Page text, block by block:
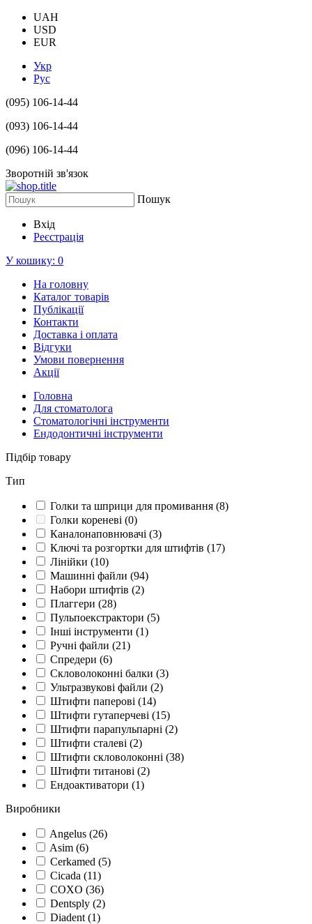
UAH
USD
EUR
Укр
Рус
(095) 106-14-44
(093) 106-14-44
(096) 106-14-44
Зворотній зв'язок
Пошук
Вхід
Реєстрація
У кошику: 0
На головну
Каталог товарів
Публікації
Контакти
Доставка і оплата
Відгуки
Умови повернення
Акції
Головна
Для стоматолога
Стоматологічні інструменти
Ендодонтичні інструменти
Підбір товару
Тип
Голки та шприци для промивання (8)
Голки кореневі (0)
Каналонаповнювачі (3)
Ключі та розгортки для штифтів (17)
Лінійки (10)
Машинні файли (94)
Набори штифтів (2)
Плаггери (28)
Пульпоекстрактори (5)
Інші інструменти (1)
Ручні файли (21)
Спредери (6)
Скловолоконні балки (3)
Ультразвукові файли (2)
Штифти паперові (14)
Штифти гутаперчеві (15)
Штифти парапульпарні (2)
Штифти сталеві (2)
Штифти скловолоконні (38)
Штифти титанові (2)
Ендоактиватори (1)
Виробники
Angelus (26)
Asim (6)
Cerkamed (5)
Cicada (11)
COXO (36)
Dentsply (2)
Diadent (1)